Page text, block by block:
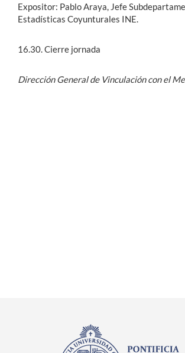
Expositor: Pablo Araya, Jefe
Estadísticas Coyunturales INE.
16.30. Cierre jornada
Dirección General de Vinculación con el